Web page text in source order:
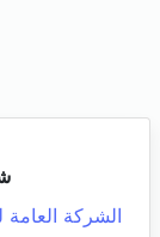
الشركة